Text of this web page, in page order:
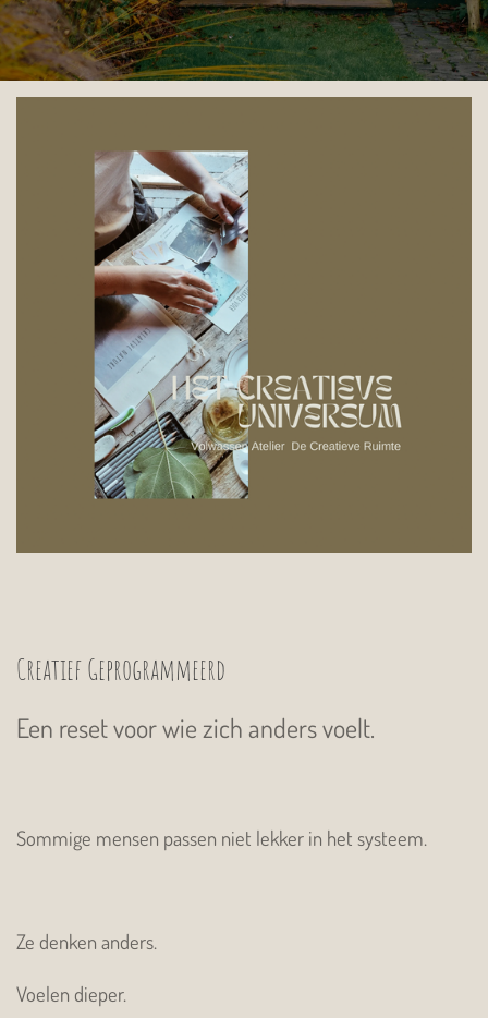
Creatief Geprogrammeerd
Een reset voor wie zich anders voelt.
Sommige mensen passen niet lekker in het systeem.
Ze denken anders.
Voelen dieper.